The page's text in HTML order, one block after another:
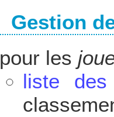
Gestion
pour les
liste des